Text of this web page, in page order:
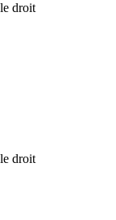
droit
droit